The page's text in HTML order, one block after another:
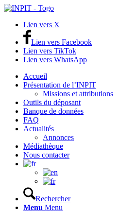
Lien vers X
Lien vers Facebook
Lien vers TikTok
Lien vers WhatsApp
Accueil
Présentation de l’INPIT
Missions et attributions
Outils du déposant
Banque de données
FAQ
Actualités
Annonces
Médiathèque
Nous contacter
Rechercher
Menu Menu